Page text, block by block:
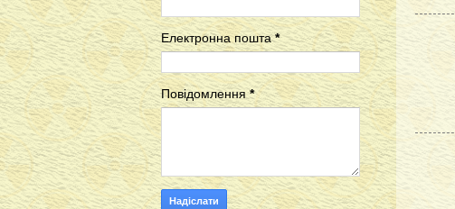
Електронна пошта*
Повідомлення*